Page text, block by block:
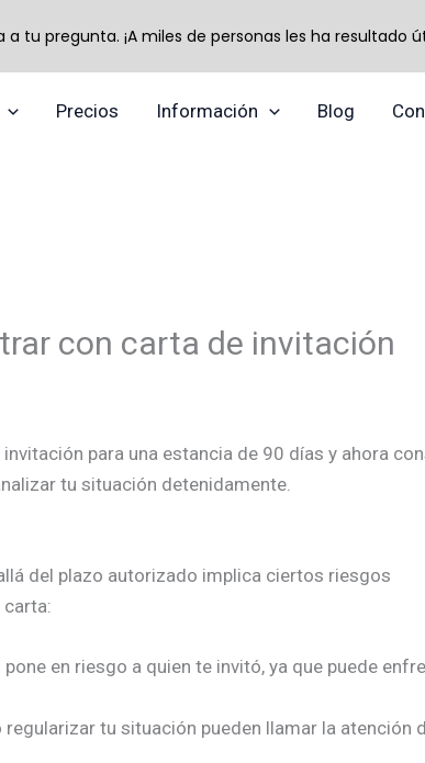
Precios Información Blog
con carta de invitación
para una estancia de 90 días y ahora
tu situación detenidamente.
del plazo autorizado implica ciertos riesgos
en riesgo a quien te invitó, ya que puede
tu situación pueden llamar la atención
tu pregunta. ¡A miles de personas les ha resultado